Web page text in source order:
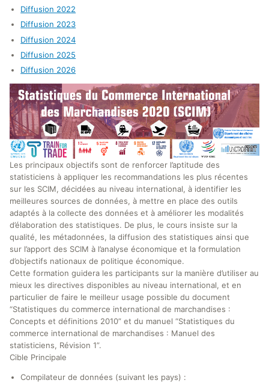
Diffusion 2022
Diffusion 2023
Diffusion 2024
Diffusion 2025
Diffusion 2026
Les principaux objectifs sont de renforcer l’aptitude des
statisticiens à appliquer les recommandations les plus récentes
sur les SCIM, décidées au niveau international, à identifier les
meilleures sources de données, à mettre en place des outils
adaptés à la collecte des données et à améliorer les modalités
d’élaboration des statistiques. De plus, le cours insiste sur la
qualité, les métadonnées, la diffusion des statistiques ainsi que
sur l’apport des SCIM à l’analyse économique et la formulation
d’objectifs nationaux de politique économique.
Cette formation guidera les participants sur la manière d’utiliser au
mieux les directives disponibles au niveau international, et en
particulier de faire le meilleur usage possible du document
“Statistiques du commerce international de marchandises :
Concepts et définitions 2010” et du manuel “Statistiques du
commerce international de marchandises : Manuel des
statisticiens, Révision 1”.
Cible Principale
Compilateur de données (suivant les pays) :